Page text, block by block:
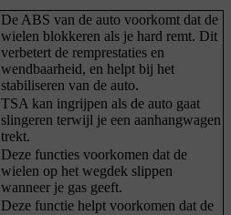
De ABS van de auto voorkomt dat de
wielen blokkeren als je hard remt. Dit
verbetert de remprestaties en
wendbaarheid, en helpt bij het
stabiliseren van de auto.
TSA kan ingrijpen als de auto gaat
slingeren terwijl je een aanhangwagen
trekt.
Deze functies voorkomen dat de
wielen op het wegdek slippen
wanneer je gas geeft.
Deze functie helpt voorkomen dat de